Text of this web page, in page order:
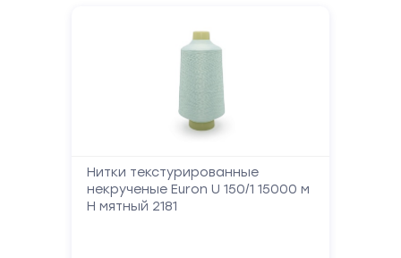
Нитки текстурированные
некрученые Euron U 150/1 15000 м
Н мятный 2181
Сообщение